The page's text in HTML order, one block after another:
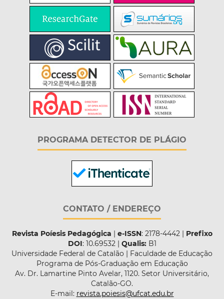
PROGRAMA DETECTOR DE PLÁGIO
CONTATO / ENDEREÇO
Revista Poíesis Pedagógica | e-ISSN: 2178-4442 | Prefixo
DOI: 10.69532 | Qualis:B1
Universidade Federal de Catalão | Faculdade de Educação
Programa de Pós-Graduação em Educação
Av. Dr. Lamartine Pinto Avelar, 1120. Setor Universitário,
Catalão-GO.
E-mail: revista.poiesis@ufcat.edu.br